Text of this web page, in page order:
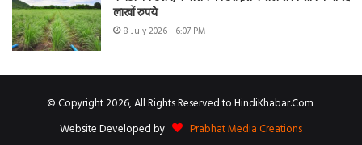
लाखों रुपये
8 July 2026 - 6:07 PM
© Copyright 2026, All Rights Reserved to HindiKhabar.Com
Website Developed by
Prabhat Media Creations